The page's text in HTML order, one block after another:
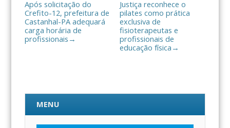
Após solicitação do
Crefito-12, prefeitura de
Castanhal-PA adequará
carga horária de
profissionais →
Justiça reconhece o
pilates como prática
exclusiva de
fisioterapeutas e
profissionais de
educação física →
MENU